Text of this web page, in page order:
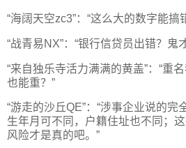
“海阔天空zc3”：“这么大的数字能搞
“战青易NX”：“银行信贷员出错？鬼
“来自独乐寺活力满满的黄盖”：“重
也能重？”
“游走的沙丘QE”：“涉事企业说的完
生年月可不同，户籍住址也不同；
风险才是真的吧。”